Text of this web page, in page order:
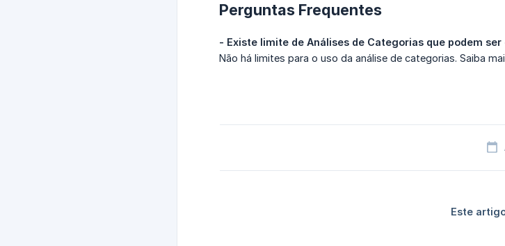
Perguntas Frequentes
- Existe limite de Análises de Categorias que podem ser
Não há limites para o uso da análise de categorias. Saiba
Este